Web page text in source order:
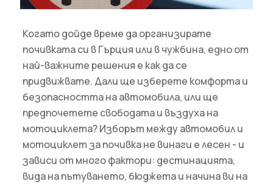
Когато дойде време да организирате
почивката си в Гърция или в чужбина, едно от
най-важните решения е как да се
придвижвате. Дали ще изберете комфорта и
безопасността на автомобила, или ще
предпочетете свободата и въздуха на
мотоциклета? Изборът между автомобил и
мотоциклет за почивка не винаги е лесен - и
зависи от много фактори: дестинацията,
вида на пътуването, бюджета и начина ви на